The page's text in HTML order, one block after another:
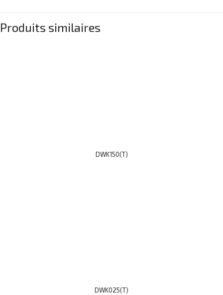
Produits similaires
DWK150(T)
DWK025(T)